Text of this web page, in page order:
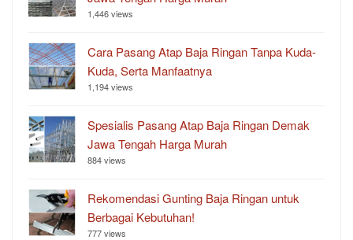
1,446 views
Cara Pasang Atap Baja Ringan Tanpa Kuda-
Kuda, Serta Manfaatnya
1,194 views
Spesialis Pasang Atap Baja Ringan Demak
Jawa Tengah Harga Murah
884 views
Rekomendasi Gunting Baja Ringan untuk
Berbagai Kebutuhan!
777 views